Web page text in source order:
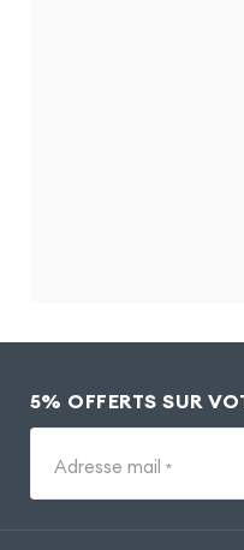
5% OFFERTS SUR
Adresse mail *